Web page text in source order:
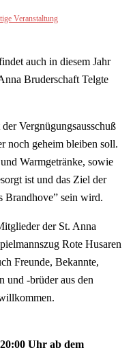
Veranstaltung
auch in diesem Jahr
Bruderschaft Telgte
Vergnügungsausschuß
noch geheim bleiben soll.
Warmgetränke, sowie
ist und das Ziel der
Brandhove” sein wird.
der St. Anna
Rote Husaren
Freunde, Bekannte,
und -brüder aus den
Uhr ab dem